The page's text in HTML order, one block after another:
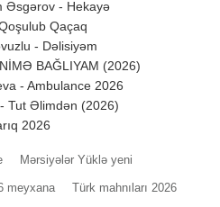
Əsgərov - Hekayə
Qaçaq
- Dəlisiyəm
BAĞLIYAM (2026)
- Ambulance 2026
Tut Əlimdən (2026)
2026
Mərsiyələr Yüklə yeni
meyxana Türk mahnıları 2026